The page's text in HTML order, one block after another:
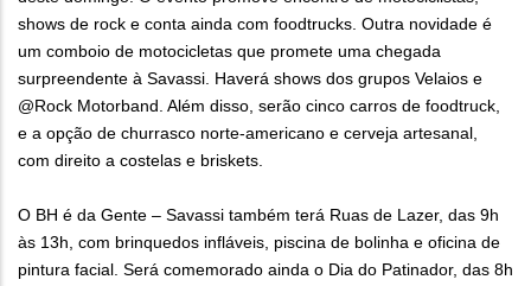
shows de rock e conta ainda com foodtrucks. Outra novidade é
um comboio de motocicletas que promete uma chegada
surpreendente à Savassi. Haverá shows dos grupos Velaios e
@Rock Motorband. Além disso, serão cinco carros de foodtruck,
e a opção de churrasco norte-americano e cerveja artesanal,
com direito a costelas e briskets.
O BH é da Gente – Savassi também terá Ruas de Lazer, das 9h
às 13h, com brinquedos infláveis, piscina de bolinha e oficina de
pintura facial. Será comemorado ainda o Dia do Patinador, das 8h